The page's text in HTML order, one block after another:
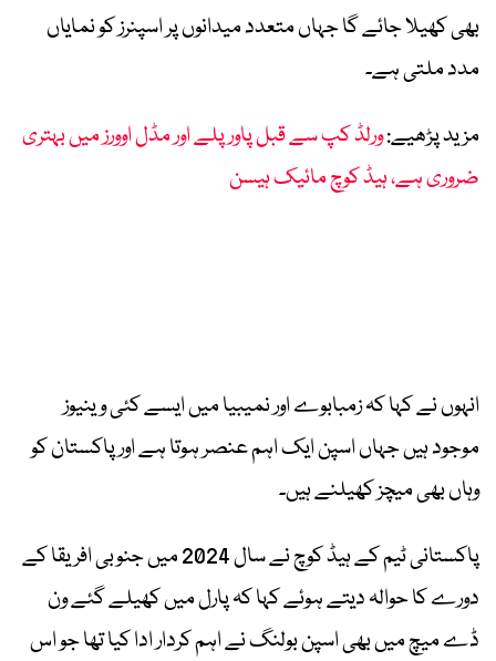
بھی کھیلا جائے گا جہاں متعدد میدانوں پر اسپنرز کو نمایاں
مدد ملتی ہے۔
مزید پڑھیے:ورلڈ کپ سے قبل پاور پلے اور مڈل اوورز میں بہتری
ضروری ہے، ہیڈ کوچ مائیک ہیسن
انہوں نے کہا کہ زمبابوے اور نمیبیا میں ایسے کئی وینیوز
موجود ہیں جہاں اسپن ایک اہم عنصر ہوتا ہے اور پاکستان کو
وہاں بھی میچز کھیلنے ہیں۔
پاکستانی ٹیم کے ہیڈ کوچ نے سال 2024 میں جنوبی افریقا کے
دورے کا حوالہ دیتے ہوئے کہا کہ پارل میں کھیلے گئے ون
ڈے میچ میں بھی اسپن بولنگ نے اہم کردار ادا کیا تھا جو اس